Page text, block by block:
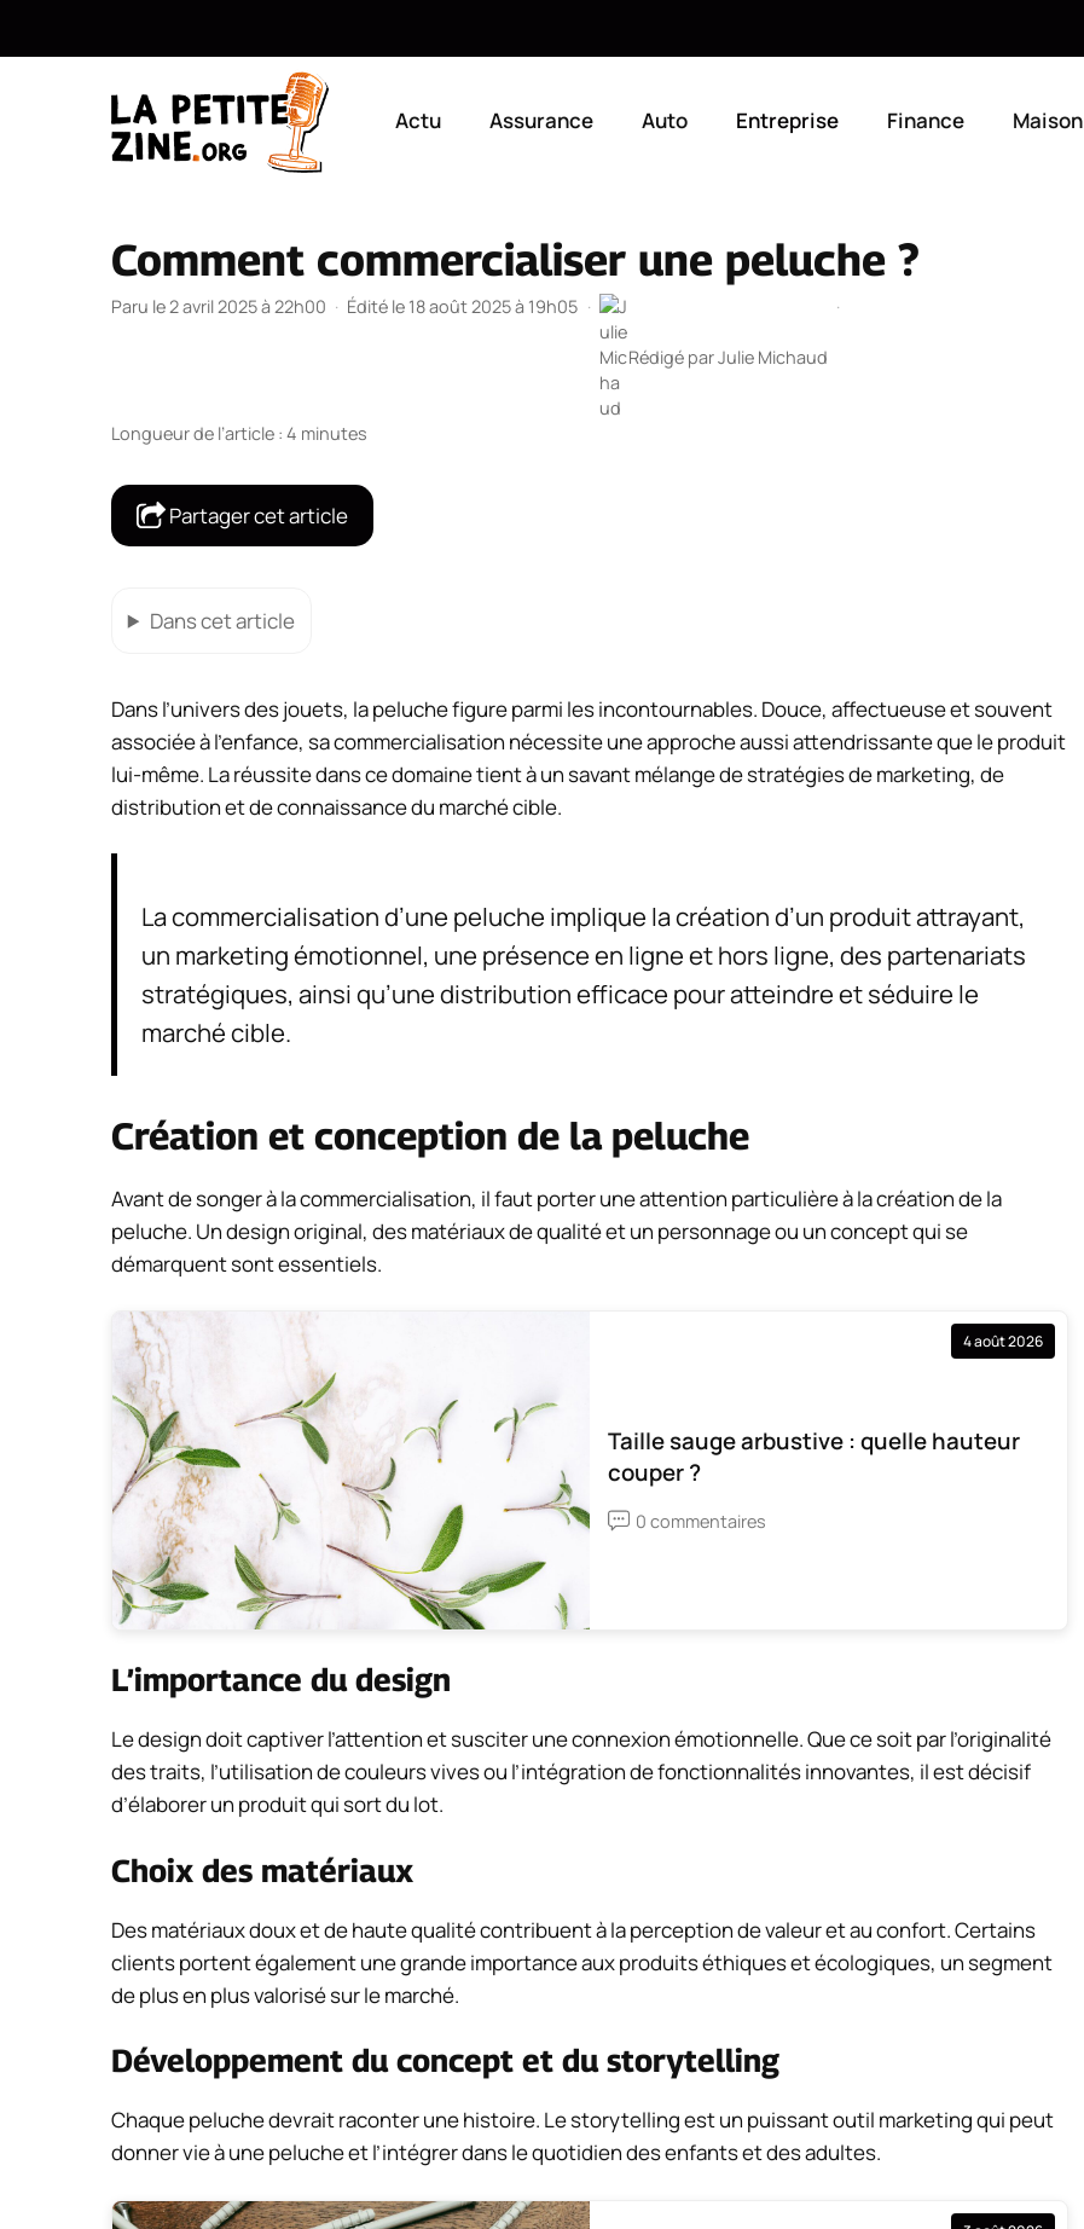
Actu Assurance Auto Entreprise Finance Maison
Comment commercialiser une peluche ?
Paru le 2 avril 2025 à 22h00 · Édité le 18 août 2025 à 19h05 ·
Rédigé parJulie Michaud
·
Longueur de l’article : 4 minutes
Partager cet article
Dans cet article
Dans l’univers des jouets, la peluche figure parmi les incontournables. Douce, affectueuse et souvent
associée à l’enfance, sa commercialisation nécessite une approche aussi attendrissante que le produit
lui-même. La réussite dans ce domaine tient à un savant mélange de stratégies de marketing, de
distribution et de connaissance du marché cible.
La commercialisation d’une peluche implique la création d’un produit attrayant,
un marketing émotionnel, une présence en ligne et hors ligne, des partenariats
stratégiques, ainsi qu’une distribution efficace pour atteindre et séduire le
marché cible.
Création et conception de la peluche
Avant de songer à la commercialisation, il faut porter une attention particulière à la création de la
peluche. Un design original, des matériaux de qualité et un personnage ou un concept qui se
démarquent sont essentiels.
4 août 2026
Taille sauge arbustive : quelle hauteur
couper ?
0 commentaires
L’importance du design
Le design doit captiver l’attention et susciter une connexion émotionnelle. Que ce soit par l’originalité
des traits, l’utilisation de couleurs vives ou l’intégration de fonctionnalités innovantes, il est décisif
d’élaborer un produit qui sort du lot.
Choix des matériaux
Des matériaux doux et de haute qualité contribuent à la perception de valeur et au confort. Certains
clients portent également une grande importance aux produits éthiques et écologiques, un segment
de plus en plus valorisé sur le marché.
Développement du concept et du storytelling
Chaque peluche devrait raconter une histoire. Le storytelling est un puissant outil marketing qui peut
donner vie à une peluche et l’intégrer dans le quotidien des enfants et des adultes.